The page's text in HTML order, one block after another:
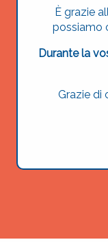
È grazie
possiamo
Durante la
Grazie di